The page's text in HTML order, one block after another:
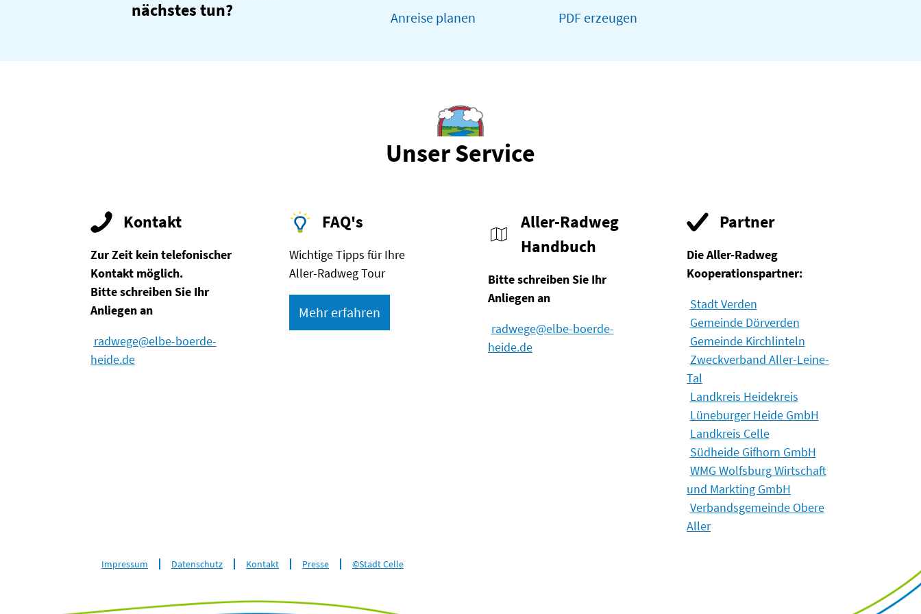
nächstes tun? Anreise planen PDF erzeugen
Unser Service
Kontakt
Zur Zeit kein telefonischer
Kontakt möglich.
Bitte schreiben Sie Ihr
Anliegen an
radwege@elbe-boerde-
heide.de
FAQ's
Wichtige Tipps für Ihre
Aller-Radweg Tour
Mehr erfahren
Aller-Radweg
Handbuch
Bitte schreiben Sie Ihr
Anliegen an
radwege@elbe-boerde-
heide.de
Partner
Die Aller-Radweg
Kooperationspartner:
Stadt Verden
Gemeinde Dörverden
Gemeinde Kirchlinteln
Zweckverband Aller-Leine-
Tal
Landkreis Heidekreis
Lüneburger Heide GmbH
Landkreis Celle
Südheide Gifhorn GmbH
WMG Wolfsburg Wirtschaft
und Markting GmbH
Verbandsgemeinde Obere
Aller
Impressum Datenschutz Kontakt Presse ©Stadt Celle